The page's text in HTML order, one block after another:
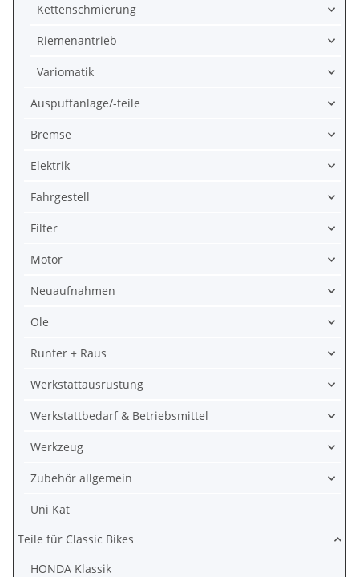
Kettenschmierung
Riemenantrieb
Variomatik
Auspuffanlage/-teile
Bremse
Elektrik
Fahrgestell
Filter
Motor
Neuaufnahmen
Öle
Runter + Raus
Werkstattausrüstung
Werkstattbedarf & Betriebsmittel
Werkzeug
Zubehör allgemein
Uni Kat
Teile für Classic Bikes
HONDA Klassik